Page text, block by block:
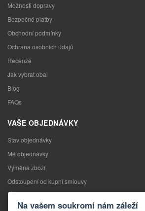
Možnosti dopravy
Bezpečné platby
Obchodní podmínky
Ochrana osobních údajů
Recenze
Jak vybrat obal
Blog
FAQs
VAŠE OBJEDNÁVKY
Stav objednávky
Mé objednávky
Výměna zboží
Odstoupení od kupní smlouvy
Reklamace
Na vašem soukromí nám záleží